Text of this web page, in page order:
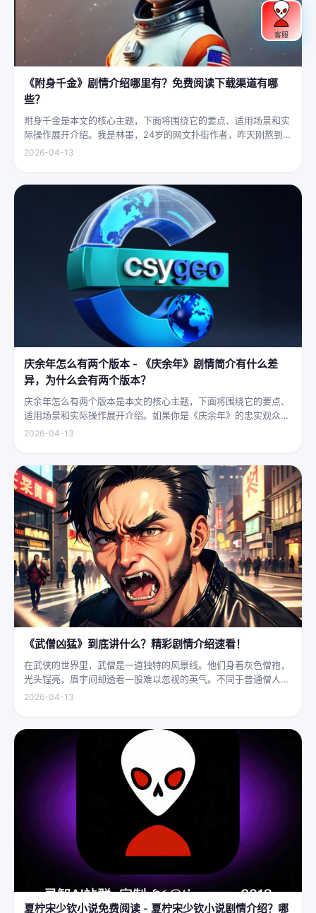
《附身千金》剧情介绍哪里有？免费阅读下载渠道有哪
些？
附身千金是本文的核心主题，下面将围绕它的要点、适用场景和实
际操作展开介绍。我是林墨，24岁的网文扑街作者，昨天刚熬到凌
晨四点赶完一本豪门甜宠文的大纲，揉着发酸的眼睛扑上床就睡，
2026-04-13
庆余年怎么有两个版本 - 《庆余年》剧情简介有什么差
异，为什么会有两个版本？
庆余年怎么有两个版本是本文的核心主题，下面将围绕它的要点、
适用场景和实际操作展开介绍。如果你是《庆余年》的忠实观众，
可能会发现这部剧在不同视频平台上呈现出两个略有差异的版本，
2026-04-13
《武僧凶猛》到底讲什么？精彩剧情介绍速看！
在武侠的世界里，武僧是一道独特的风景线。他们身着灰色僧袍，
光头锃亮，眉宇间却透着一股难以忽视的英气。不同于普通僧人的
慈眉善目，武僧的眼神中常常闪烁着锐利的光，仿佛能洞穿一切虚
2026-04-13
夏柠宋少钦小说免费阅读 - 夏柠宋少钦小说剧情介绍？哪
客服